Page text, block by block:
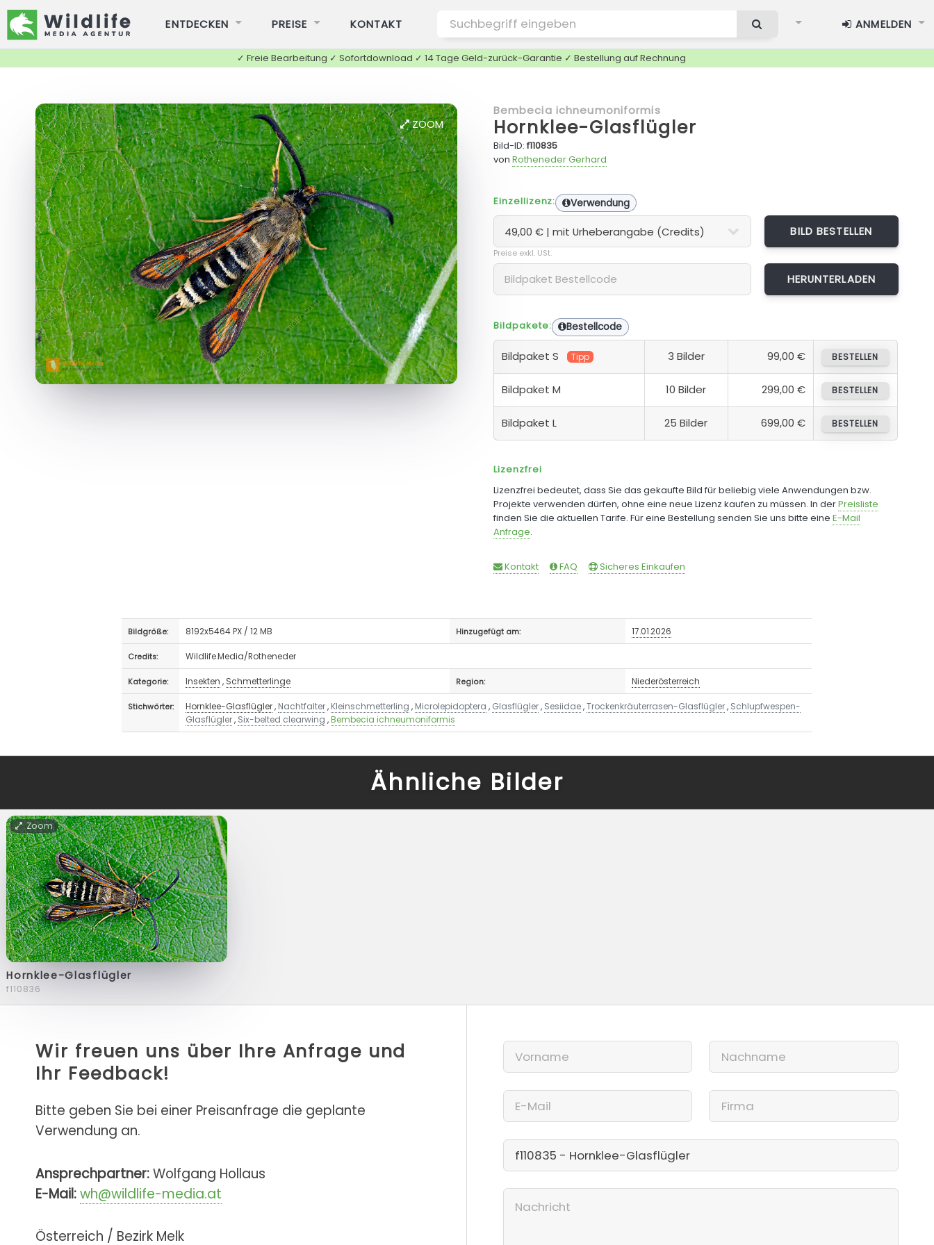
ENTDECKEN PREISE KONTAKT ANMELDEN
✓ Freie Bearbeitung ✓ Sofortdownload ✓ 14 Tage Geld-zurück-Garantie ✓ Bestellung auf Rechnung
ZOOM
Bembecia ichneumoniformis
Hornklee-Glasflügler
Bild-ID:f110835
von Rotheneder Gerhard
Einzellizenz: Verwendung
BILD BESTELLEN
Preise exkl. USt.
Bildpakete: Bestellcode
Bildpaket S Tipp 3 Bilder 99,00 € BESTELLEN
Bildpaket M 10 Bilder 299,00 € BESTELLEN
Bildpaket L 25 Bilder 699,00 € BESTELLEN
Lizenzfrei
Lizenzfrei bedeutet, dass Sie das gekaufte Bild für beliebig viele Anwendungen bzw.
Projekte verwenden dürfen, ohne eine neue Lizenz kaufen zu müssen. In derPreisliste
finden Sie die aktuellen Tarife. Für eine Bestellung senden Sie uns bitte eine E-Mail
Anfrage.
Kontakt FAQ Sicheres Einkaufen
Bildgröße: 8192x5464 PX / 12 MB Hinzugefügt am: 17.01.2026
Credits: Wildlife.Media/Rotheneder
Kategorie: Insekten , Schmetterlinge Region: Niederösterreich
Stichwörter: Hornklee-Glasflügler, Nachtfalter, Kleinschmetterling , Microlepidoptera , Glasflügler, Sesiidae,Trockenkräuterrasen-Glasflügler, Schlupfwespen-
Glasflügler, Six-belted clearwing ,Bembecia ichneumoniformis
Ähnliche Bilder
Zoom
Hornklee-Glasflügler
f110836
Wir freuen uns über Ihre Anfrage und
Ihr Feedback!
Bitte geben Sie bei einer Preisanfrage die geplante
Verwendung an.
Ansprechpartner:Wolfgang Hollaus
E-Mail:wh@wildlife-media.at
Österreich / Bezirk Melk